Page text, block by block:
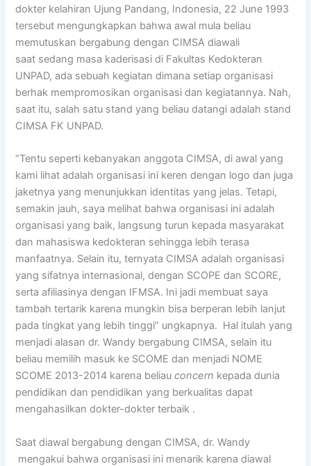
dokter kelahiran Ujung Pandang, Indonesia, 22 June 1993
tersebut mengungkapkan bahwa awal mula beliau
memutuskan bergabung dengan CIMSA diawali
saat sedang masa kaderisasi di Fakultas Kedokteran
UNPAD, ada sebuah kegiatan dimana setiap organisasi
berhak mempromosikan organisasi dan kegiatannya. Nah,
saat itu, salah satu stand yang beliau datangi adalah stand
CIMSA FK UNPAD.
“Tentu seperti kebanyakan anggota CIMSA, di awal yang
kami lihat adalah organisasi ini keren dengan logo dan juga
jaketnya yang menunjukkan identitas yang jelas. Tetapi,
semakin jauh, saya melihat bahwa organisasi ini adalah
organisasi yang baik, langsung turun kepada masyarakat
dan mahasiswa kedokteran sehingga lebih terasa
manfaatnya. Selain itu, ternyata CIMSA adalah organisasi
yang sifatnya internasional, dengan SCOPE dan SCORE,
serta afiliasinya dengan IFMSA. Ini jadi membuat saya
tambah tertarik karena mungkin bisa berperan lebih lanjut
pada tingkat yang lebih tinggi” ungkapnya. Hal itulah yang
menjadi alasan dr. Wandy bergabung CIMSA, selain itu
beliau memilih masuk ke SCOME dan menjadi NOME
SCOME 2013-2014 karena beliauconcern kepada dunia
pendidikan dan pendidikan yang berkualitas dapat
mengahasilkan dokter-dokter terbaik .
Saat diawal bergabung dengan CIMSA, dr. Wandy
mengakui bahwa organisasi ini menarik karena diawal